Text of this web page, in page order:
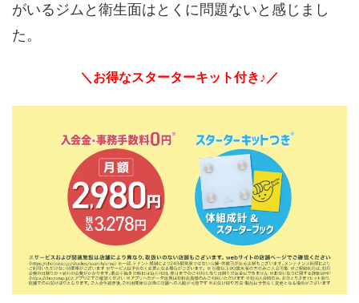
がいるジムと衛生面はとくに問題ないと感じまし
た。
＼お得なスターターキット付き♪／